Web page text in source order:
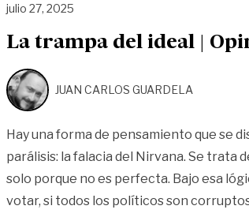
julio 27, 2025
La trampa del ideal |
JUAN CARLOS GUARDELA
Hay una forma de pensamiento que se
parálisis: la falacia del Nirvana. Se trata
solo porque no es perfecta. Bajo esa
votar, si todos los políticos son